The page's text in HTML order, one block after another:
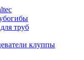
труб
клуппы